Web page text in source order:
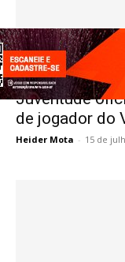
Notícias
Juventude
de jogador do
Heider Mota - 15 de